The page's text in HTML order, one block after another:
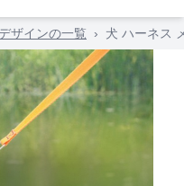
ザインの一覧 › 犬 ハーネス